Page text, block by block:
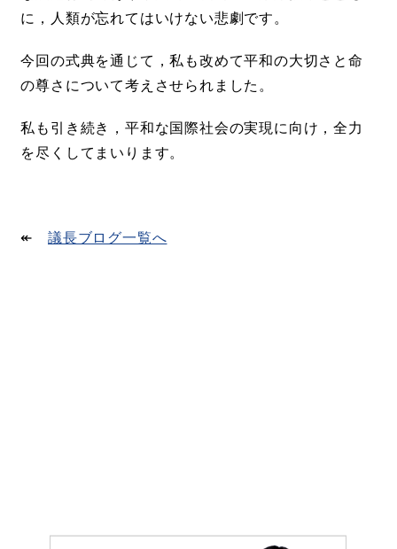
に，人類が忘れてはいけない悲劇です。
今回の式典を通じて，私も改めて平和の大切さと命
の尊さについて考えさせられました。
私も引き続き，平和な国際社会の実現に向け，全力
を尽くしてまいります。
↞議長ブログ一覧へ